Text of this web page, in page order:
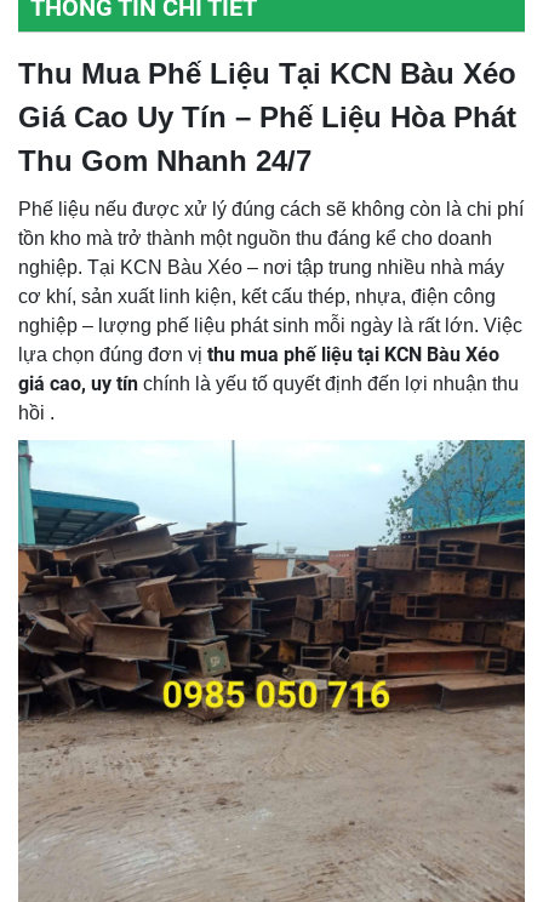
THÔNG TIN CHI TIẾT
Thu Mua Phế Liệu Tại KCN Bàu Xéo
Giá Cao Uy Tín – Phế Liệu Hòa Phát
Thu Gom Nhanh 24/7
Phế liệu nếu được xử lý đúng cách sẽ không còn là chi phí
tồn kho mà trở thành một nguồn thu đáng kể cho doanh
nghiệp. Tại KCN Bàu Xéo – nơi tập trung nhiều nhà máy
cơ khí, sản xuất linh kiện, kết cấu thép, nhựa, điện công
nghiệp – lượng phế liệu phát sinh mỗi ngày là rất lớn. Việc
lựa chọn đúng đơn vị thu mua phế liệu tại KCN Bàu Xéo
giá cao, uy tín chính là yếu tố quyết định đến lợi nhuận thu
hồi .